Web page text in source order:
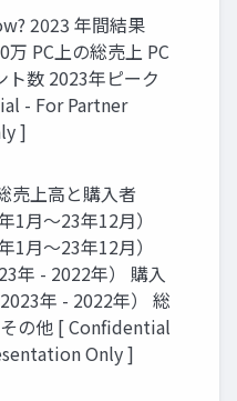
2023 年間結果
万 PC上の総売上 PC
数 2023年ピーク
- For Partner
]
売上高と購入者
1月〜23年12月）
1月〜23年12月）
年 - 2022年） 購入
年 - 2022年） 総
の他 [ Confidential
Only ]